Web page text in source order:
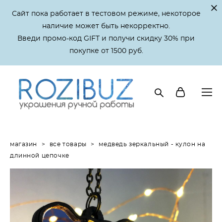
Сайт пока работает в тестовом режиме, некоторое
наличие может быть некорректно.
Введи промо-код GIFT и получи скидку 30% при
покупке от 1500 руб.
магазин > все товары > медведь зеркальный - кулон на
длинной цепочке